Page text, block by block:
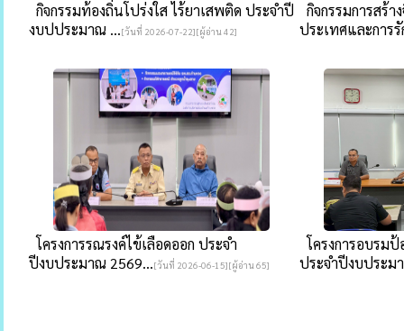
กิจกรรมท้องถิ่นโปร่งใส ไร้ยาเสพติด ประจำปี
งบปประมาณ ...[วันที่ 2026-07-22][ผู้อ่าน 42]
กิจกรรมการสร้
ประเทศและการรั
โครงการรณรงค์ไข้เลือดออก ประจำ
ปีงบประมาณ 2569...[วันที่ 2026-06-15][ผู้อ่าน 65]
โครงการอบรม
ประจำปีงบประม